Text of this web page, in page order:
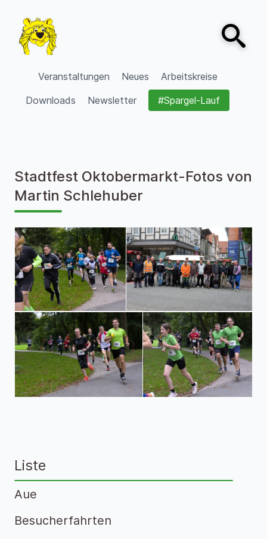
VVV Burgdorf
Veranstaltungen Neues
Arbeitskreise
Downloads
Newsletter #Spargel-Lauf
Open
Stadtfest Oktobermarkt-Fotos von
Martin Schlehuber
Liste
Aue
Besucherfahrten